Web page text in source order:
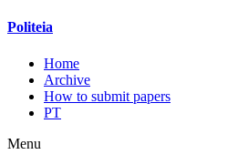
Politeia
Home
Archive
How to submit papers
PT
Menu